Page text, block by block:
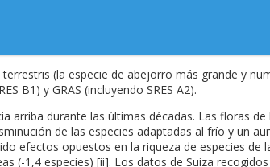
(la especie de abejorro más grande y
B1) y GRAS (incluyendo SRES A2).
arriba durante las últimas décadas. Las floras
de las especies adaptadas al frío y un
efectos opuestos en la riqueza de especies de
(-1,4 especies) [ii]. Los datos de Suiza